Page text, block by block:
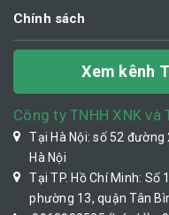
Chính sách
Xem kênh
Công ty TNHH XNK và
Tại Hà Nội: số 52
Hà Nội
Tại TP. Hồ Chí Minh: Số
phường 13, quận Tân